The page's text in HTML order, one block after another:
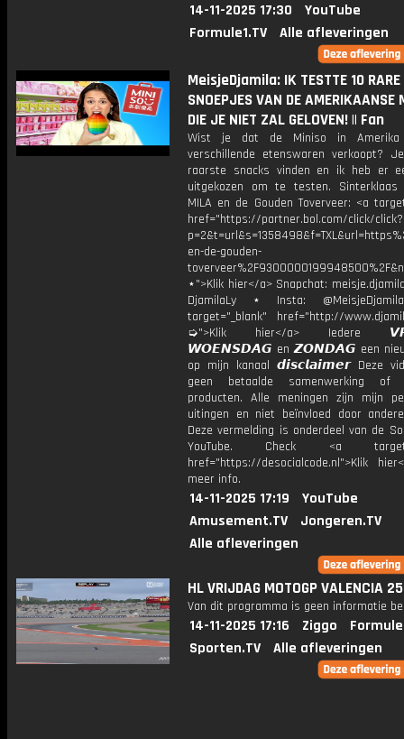
14-11-2025 17:30
YouTube
Formule1.TV
Alle afleveringen
MeisjeDjamila: IK TESTTE 10 RARE
SNOEPJES VAN DE AMERIKAANSE
DIE JE NIET ZAL GELOVEN! || Fan
Wist je dat de Miniso in Amerika
verschillende etenswaren verkoopt?
raarste snacks vinden en ik heb er
uitgekozen om te testen. Sinterklaas
MILA en de Gouden Toverveer: <a
href="https://partner.bol.com/click/click?
en-de-gouden-
⋆">Klik hier</a> Snapchat:
DjamilaLy ⋆ Insta:
target="_blank" href="http://
➭">Klik hier</a> Iedere
𝙒𝙊𝙀𝙉𝙎𝘿𝘼𝙂 en 𝙕𝙊𝙉𝘿𝘼𝙂 een
op mijn kanaal 𝙙𝙞𝙨𝙘𝙡𝙖𝙞𝙢𝙚𝙧 Deze
geen betaalde samenwerking of
producten. Alle meningen zijn mijn
uitingen en niet beïnvloed door
Deze vermelding is onderdeel van de
YouTube. Check <a
href="https://desocialcode.nl">Klik
meer info.
14-11-2025 17:19
YouTube
Amusement.TV
Jongeren.TV
Alle afleveringen
HL VRIJDAG MOTOGP VALENCIA
Van dit programma is geen informatie
14-11-2025 17:16 Ziggo
Sporten.TV
Alle afleveringen